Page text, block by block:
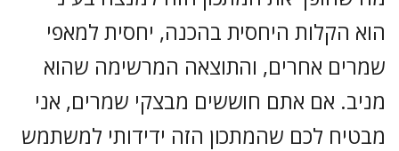
הוא הקלות היחסית בהכנה, יחסית למאפי
שמרים אחרים, והתוצאה המרשימה שהוא
מניב. אם אתם חוששים מבצקי שמרים, אני
מבטיח לכם שהמתכון הזה ידידותי למשתמש